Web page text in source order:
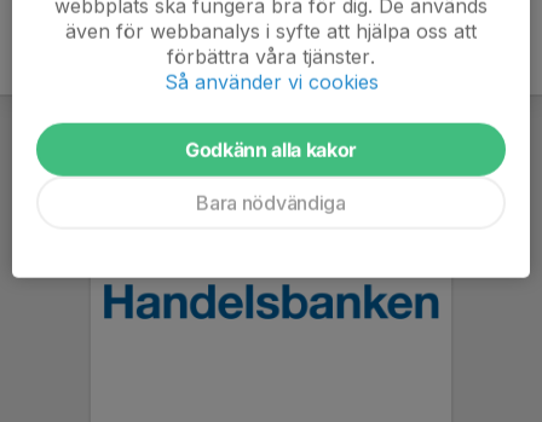
webbplats ska fungera bra för dig. De används
även för webbanalys i syfte att hjälpa oss att
förbättra våra tjänster.
Så använder vi cookies
Godkänn alla kakor
Bara nödvändiga